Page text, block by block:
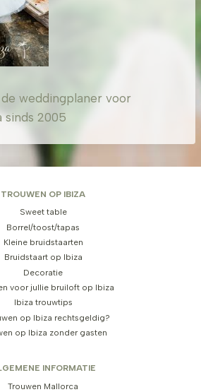
weddingplaner voor
sinds 2005
TROUWEN OP IBIZA
Sweet table
Borrel/toost/tapas
Kleine bruidstaarten
Bruidstaart op Ibiza
Decoratie
voor jullie bruiloft op Ibiza
Ibiza trouwtips
op Ibiza rechtsgeldig?
op Ibiza zonder gasten
INFORMATIE
Trouwen Mallorca